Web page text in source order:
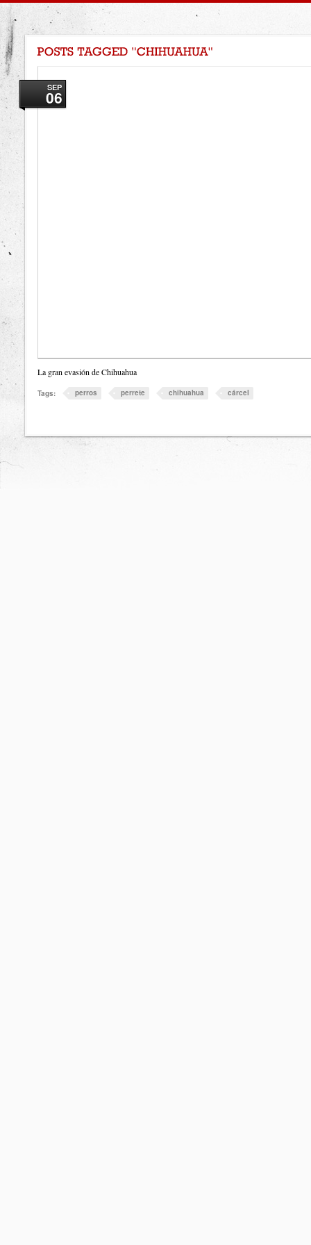
SEP
06
La gran evasión de Chihuahua
Tags: perros perrete chihuahua cárcel